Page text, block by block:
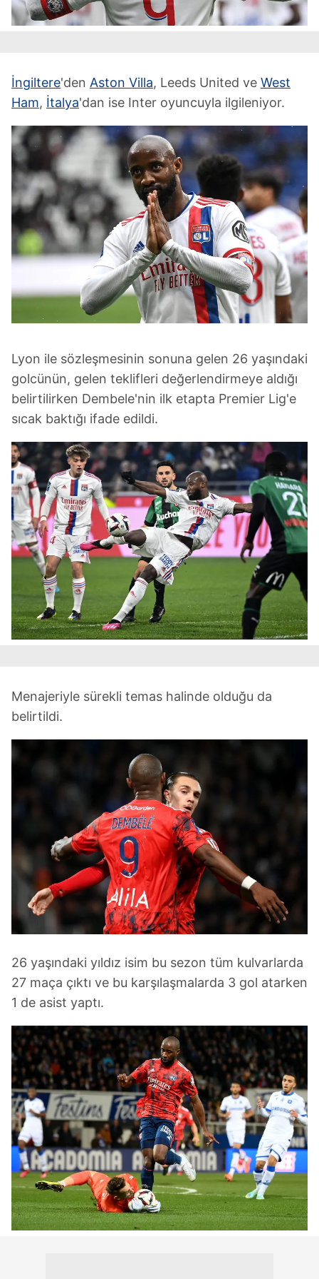
İngiltere'den Aston Villa, Leeds United ve West
Ham, İtalya'dan ise Inter oyuncuyla ilgileniyor.
Lyon ile sözleşmesinin sonuna gelen 26 yaşındaki
golcünün, gelen teklifleri değerlendirmeye aldığı
belirtilirken Dembele'nin ilk etapta Premier Lig'e
sıcak baktığı ifade edildi.
Menajeriyle sürekli temas halinde olduğu da
belirtildi.
26 yaşındaki yıldız isim bu sezon tüm kulvarlarda
27 maça çıktı ve bu karşılaşmalarda 3 gol atarken
1 de asist yaptı.